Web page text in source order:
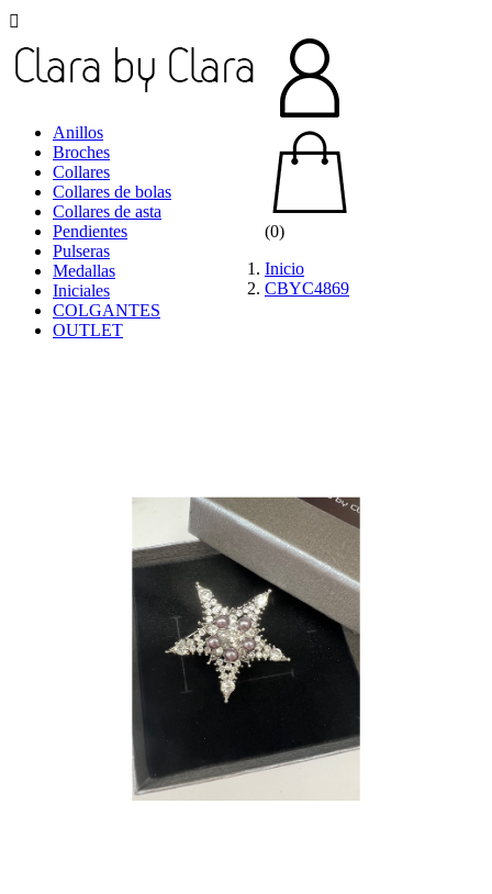

Anillos
Broches
Collares
Collares de bolas
Collares de asta
Pendientes
Pulseras
Medallas
Iniciales
COLGANTES
OUTLET
(0)
Inicio
CBYC4869